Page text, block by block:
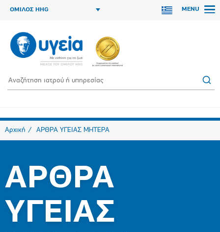
ΟΜΙΛΟΣ HHG MENU
Αρχική ΑΡΘΡΑ ΥΓΕΙΑΣ ΜΗΤΕΡΑ
ΑΡΘΡΑ
ΥΓΕΙΑΣ